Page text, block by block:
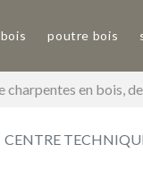
poutre bois
charpentes en bois,
CENTRE